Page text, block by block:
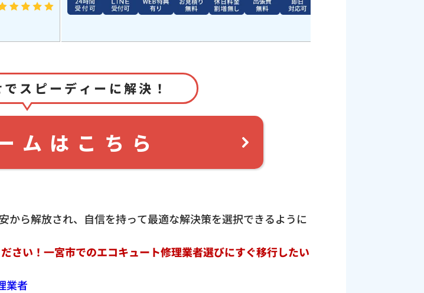
スピーディーに解決！
ムはこちら
から解放され、自信を持って最適な解決策を選択できるように
さい！一宮市でのエコキュート修理業者選びにすぐ移行したい
業者